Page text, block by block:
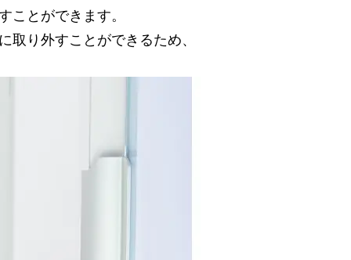
ことができます。
取り外すことができるため、